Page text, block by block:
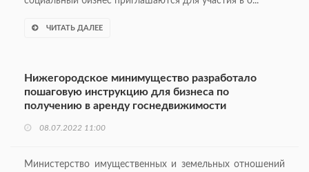
ЧИТАТЬ ДАЛЕЕ
Нижегородское минимущество разработало
пошаговую инструкцию для бизнеса по
получению в аренду госнедвижимости
08.07.2022 11:00
Министерство имущественных и земельных отношений